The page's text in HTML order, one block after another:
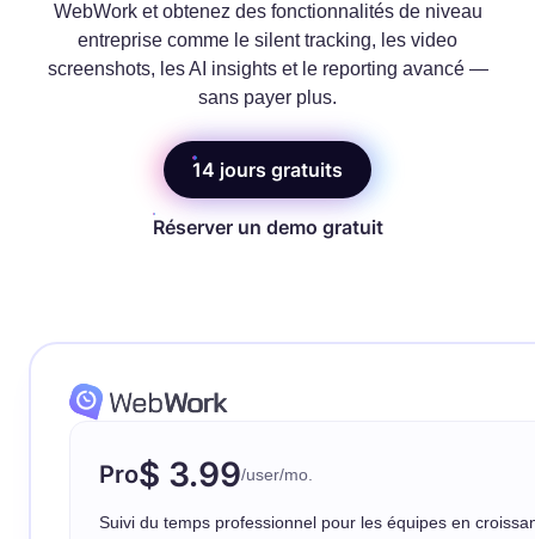
WebWork et obtenez des fonctionnalités de niveau
entreprise comme le silent tracking, les video
screenshots, les AI insights et le reporting avancé —
sans payer plus.
14 jours gratuits
Réserver un demo gratuit
Pro$ 3.99/user/mo.
Suivi du temps professionnel pour les équipes en